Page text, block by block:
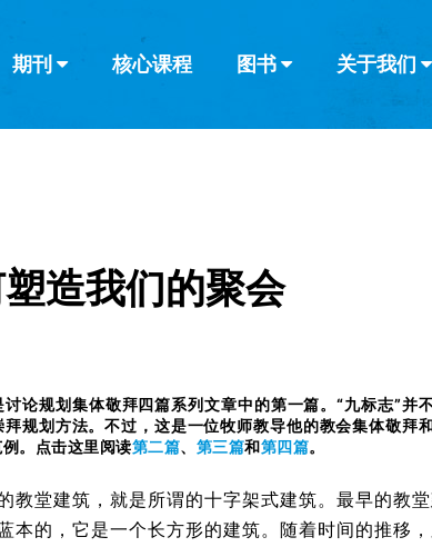
期刊 核心课程 图书 关于我们
查看全部
查看全部
造我们的聚会
论规划集体敬拜四篇系列文章中的第一篇。“九标志”并
规划方法。不过，这是一位牧师教导他的教会集体敬拜
。点击这里阅读第二篇、 第三篇和第四篇。
教堂建筑，就是所谓的十字架式建筑。最早的教
本的，它是一个长方形的建筑。随着时间的推移